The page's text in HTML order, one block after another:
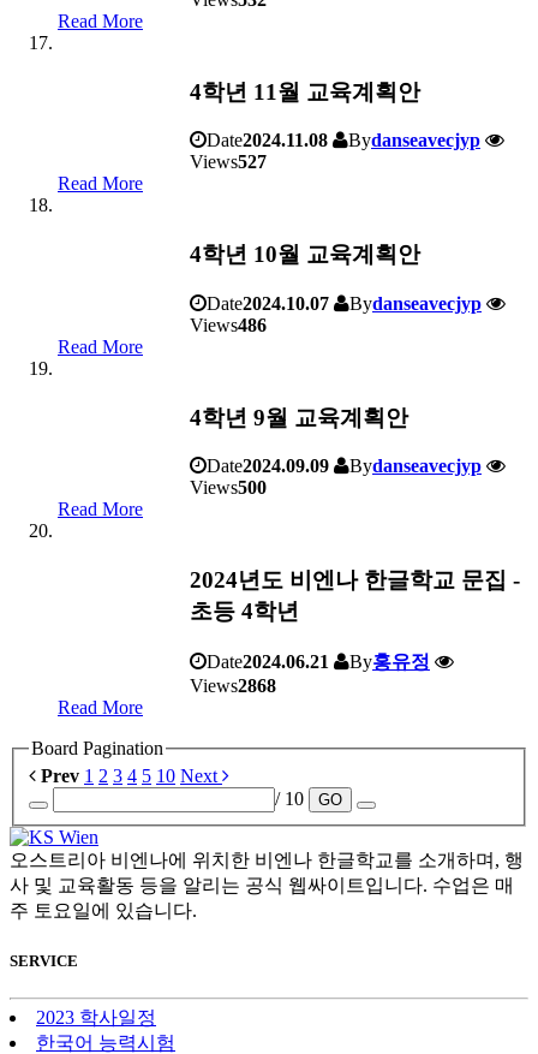
Read More
4학년 11월 교육계획안
Date2024.11.08 Bydanseavecjyp
Views527
Read More
4학년 10월 교육계획안
Date2024.10.07 Bydanseavecjyp
Views486
Read More
4학년 9월 교육계획안
Date2024.09.09 Bydanseavecjyp
Views500
Read More
2024년도 비엔나 한글학교 문집 -
초등 4학년
Date2024.06.21 By홍유정
Views2868
Read More
Board Pagination
Prev 1 2 3 4 5 10 Next
/ 10
GO
오스트리아 비엔나에 위치한 비엔나 한글학교를 소개하며, 행
사 및 교육활동 등을 알리는 공식 웹싸이트입니다. 수업은 매
주 토요일에 있습니다.
SERVICE
2023 학사일정
한국어 능력시험